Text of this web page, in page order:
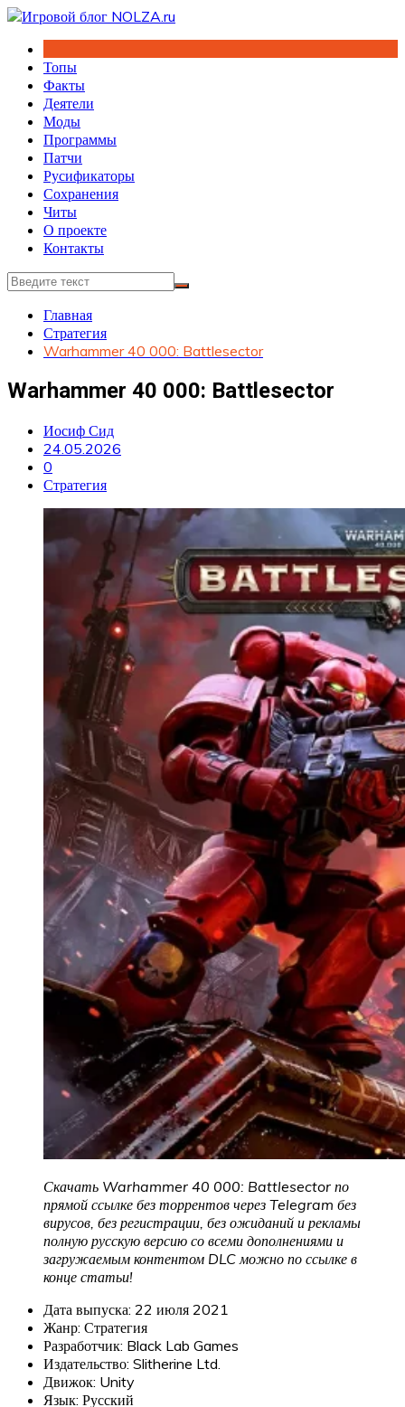
Перейти
содержимому
Топы
Факты
Деятели
Моды
Программы
Патчи
Русификаторы
Сохранения
Читы
О проекте
Контакты
Главная
Стратегия
Warhammer 40 000: Battlesector
Warhammer 40 000: Battlesector
Иосиф Сид
24.05.2026
0
Стратегия
Скачать Warhammer 40 000: Battlesector по
прямой ссылке без торрентов через Telegram без
вирусов, без регистрации, без ожиданий и рекламы
полную русскую версию со всеми дополнениями и
загружаемым контентом DLC можно по ссылке в
конце статьи!
Дата выпуска: 22 июля 2021
Жанр: Стратегия
Разработчик: Black Lab Games
Издательство: Slitherine Ltd.
Движок: Unity
Язык: Русский